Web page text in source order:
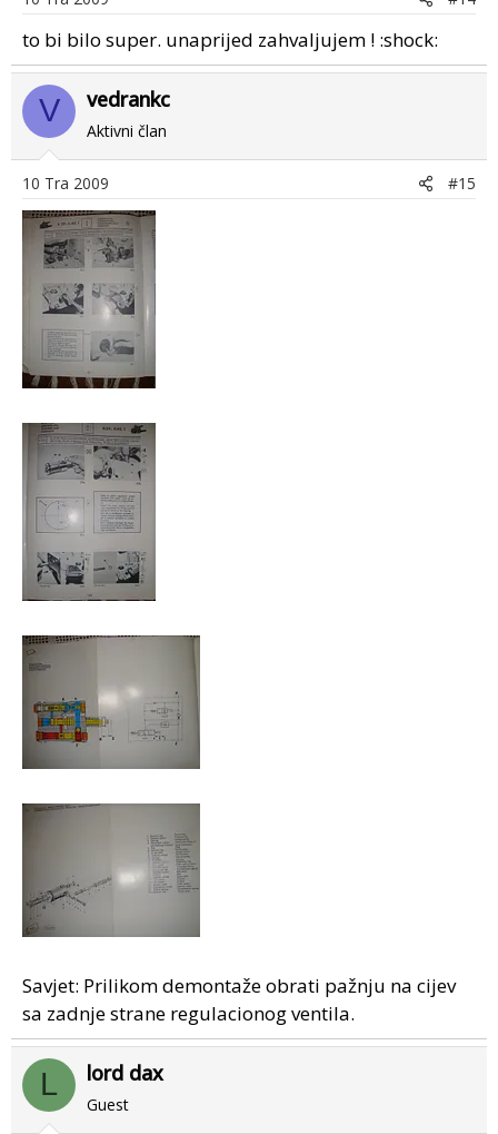
to bi bilo super. unaprijed zahvaljujem ! :shock:
V vedrankc
Aktivni član
10 Tra 2009 #15
Savjet: Prilikom demontaže obrati pažnju na cijev
sa zadnje strane regulacionog ventila.
L lord dax
Guest